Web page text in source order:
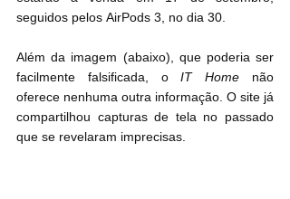
seguidos pelos ‌AirPods‌ 3, no dia 30.
Além da imagem (abaixo), que poderia ser
facilmente falsificada, o IT Home não
oferece nenhuma outra informação. O site já
compartilhou capturas de tela no passado
que se revelaram imprecisas.